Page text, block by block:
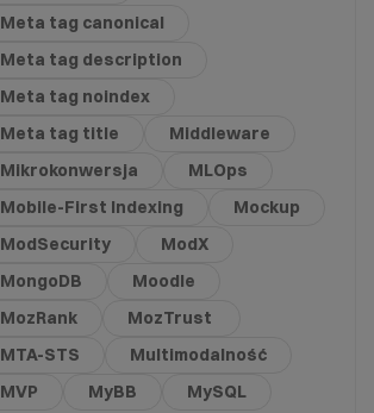
Meta tag canonical
Meta tag description
Meta tag noindex
Meta tag title
Middleware
Mikrokonwersja
MLOps
Mobile-First Indexing
Mockup
ModSecurity
ModX
MongoDB
Moodle
MozRank
MozTrust
MTA-STS
Multimodalność
MVP
MyBB MySQL